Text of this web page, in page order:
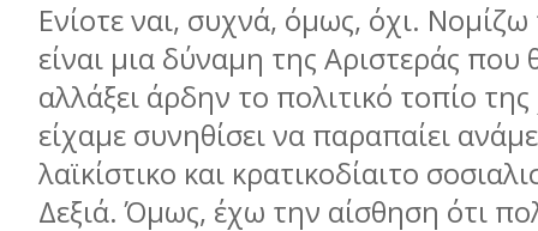
Ενίοτε ναι, συχνά, όμως, όχι.
είναι μια δύναμη της Αριστεράς που
αλλάξει άρδην το πολιτικό τοπίο
είχαμε συνηθίσει να παραπαίει
λαϊκίστικο και κρατικοδίαιτο
Δεξιά. Όμως, έχω την αίσθηση ότι